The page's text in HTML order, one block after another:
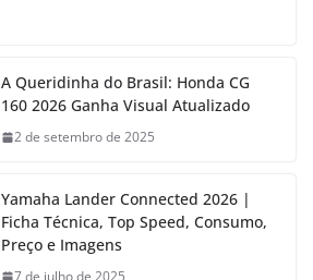
A Queridinha do Brasil: Honda CG
160 2026 Ganha Visual Atualizado
2 de setembro de 2025
Yamaha Lander Connected 2026 |
Ficha Técnica, Top Speed, Consumo,
Preço e Imagens